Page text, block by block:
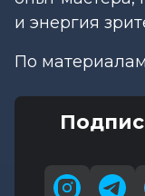
и энергия
По